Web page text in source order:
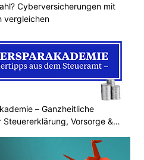
Cyberversicherungen mit
vergleichen
– Ganzheitliche
Steuererklärung, Vorsorge &